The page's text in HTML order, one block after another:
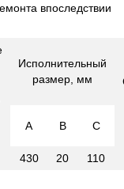
впоследствии
Исполнительный
размер, мм
А В С
430 20 110